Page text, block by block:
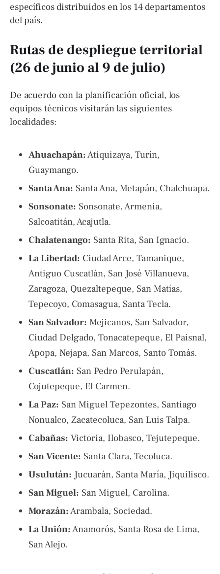
específicos distribuidos en los 14 departamentos
del país.
Rutas de despliegue territorial
(26 de junio al 9 de julio)
De acuerdo con la planificación oficial, los
equipos técnicos visitarán las siguientes
localidades:
Ahuachapán:Atiquizaya, Turín,
Guaymango.
Santa Ana: Santa Ana, Metapán, Chalchuapa.
Sonsonate: Sonsonate, Armenia,
Salcoatitán, Acajutla.
Chalatenango: Santa Rita, San Ignacio.
La Libertad: Ciudad Arce, Tamanique,
Antiguo Cuscatlán, San José Villanueva,
Zaragoza, Quezaltepeque, San Matías,
Tepecoyo, Comasagua, Santa Tecla.
San Salvador: Mejicanos, San Salvador,
Ciudad Delgado, Tonacatepeque, El Paisnal,
Apopa, Nejapa, San Marcos, Santo Tomás.
Cuscatlán: San Pedro Perulapán,
Cojutepeque, El Carmen.
La Paz: San Miguel Tepezontes, Santiago
Nonualco, Zacatecoluca, San Luis Talpa.
Cabañas: Victoria, Ilobasco, Tejutepeque.
San Vicente: Santa Clara, Tecoluca.
Usulután: Jucuarán, Santa María, Jiquilisco.
San Miguel: San Miguel, Carolina.
Morazán:Arambala, Sociedad.
La Unión:Anamorós, Santa Rosa de Lima,
San Alejo.